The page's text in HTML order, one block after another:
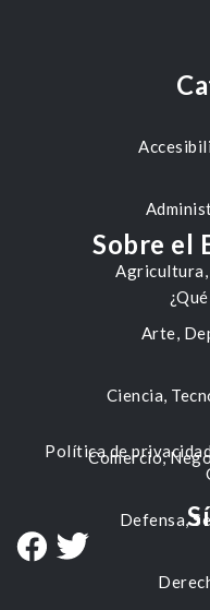
Agricultura,
Arte,
Ciencia,
Comercio,
Defensa,
Sobre el
Política de